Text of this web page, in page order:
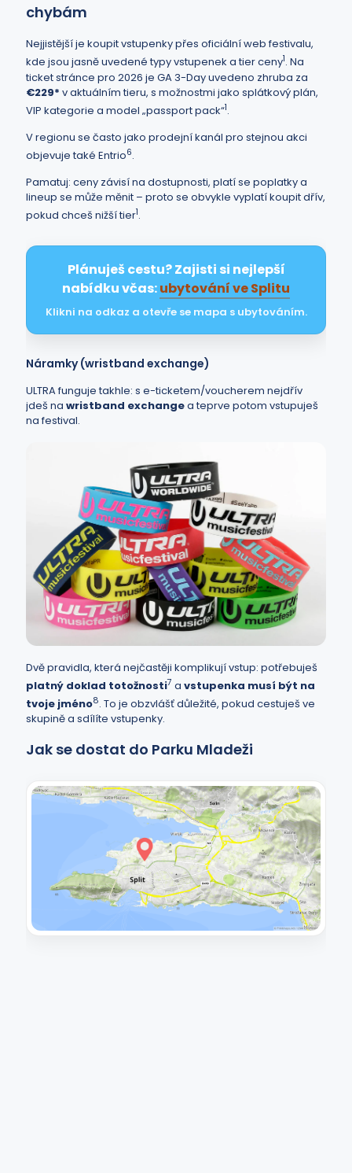
chybám
Nejjistější je koupit vstupenky přes oficiální web festivalu,
kde jsou jasně uvedené typy vstupenek a tier ceny1. Na
ticket stránce pro 2026 je GA 3-Day uvedeno zhruba za
€229* v aktuálním tieru, s možnostmi jako splátkový plán,
VIP kategorie a model „passport pack“1.
V regionu se často jako prodejní kanál pro stejnou akci
objevuje také Entrio6.
Pamatuj: ceny závisí na dostupnosti, platí se poplatky a
lineup se může měnit – proto se obvykle vyplatí koupit dřív,
pokud chceš nižší tier1.
Plánuješ cestu? Zajisti si nejlepší
nabídku včas:ubytování ve Splitu
Klikni na odkaz a otevře se mapa s ubytováním.
Náramky (wristband exchange)
ULTRA funguje takhle: s e-ticketem/voucherem nejdřív
jdeš na wristband exchangea teprve potom vstupuješ
na festival.
Dvě pravidla, která nejčastěji komplikují vstup: potřebuješ
platný doklad totožnosti7 a vstupenka musí být na
tvoje jméno8. To je obzvlášť důležité, pokud cestuješ ve
skupině a sdílíte vstupenky.
Jak se dostat do Parku Mladeži